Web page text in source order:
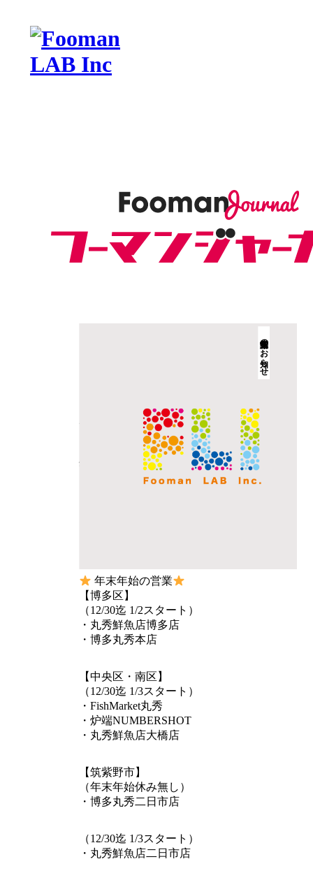
年末年始営業のお知らせ
年末年始営業のお知らせ
年末年始の営業
【博多区】
（12/30迄 1/2スタート）
・丸秀鮮魚店博多店
・博多丸秀本店
【中央区・南区】
（12/30迄 1/3スタート）
・FishMarket丸秀
・炉端NUMBERSHOT
・丸秀鮮魚店大橋店
【筑紫野市】
（年末年始休み無し）
・博多丸秀二日市店
（12/30迄 1/3スタート）
・丸秀鮮魚店二日市店